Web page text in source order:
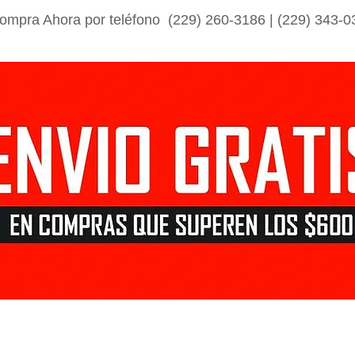
Ahora por teléfono (229) 260-3186 | (229) 343-